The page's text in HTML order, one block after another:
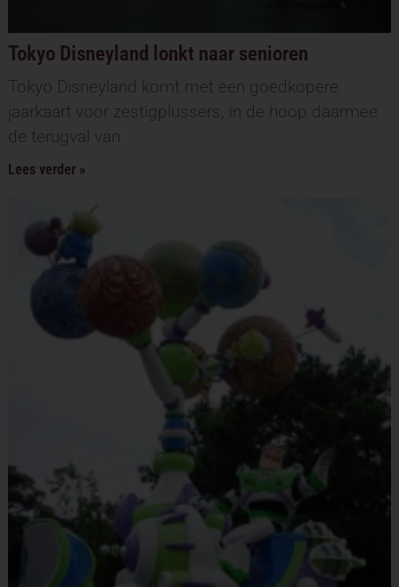
Tokyo Disneyland lonkt naar senioren
Tokyo Disneyland komt met een goedkopere
jaarkaart voor zestigplussers, in de hoop daarmee
de terugval van
Lees verder »